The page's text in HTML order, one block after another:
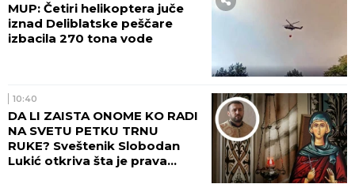
MUP: Četiri helikoptera juče
iznad Deliblatske peščare
izbacila 270 tona vode
10:40
DA LI ZAISTA ONOME KO RADI
NA SVETU PETKU TRNU
RUKE? Sveštenik Slobodan
Lukić otkriva šta je prava